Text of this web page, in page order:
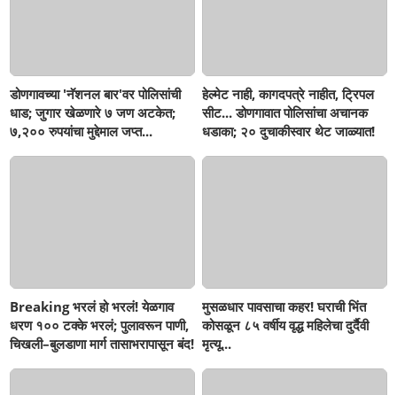
डोणगावच्या 'नॅशनल बार'वर पोलिसांची
धाड; जुगार खेळणारे ७ जण अटकेत;
७,२०० रुपयांचा मुद्देमाल जप्त...
हेल्मेट नाही, कागदपत्रे नाहीत, ट्रिपल
सीट... डोणगावात पोलिसांचा अचानक
धडाका; २० दुचाकीस्वार थेट जाळ्यात!
Breaking भरलं हो भरलं! येळगाव
धरण १०० टक्के भरलं; पुलावरून पाणी,
चिखली–बुलडाणा मार्ग तासाभरापासून बंद!
मुसळधार पावसाचा कहर! घराची भिंत
कोसळून ८५ वर्षीय वृद्ध महिलेचा दुर्दैवी
मृत्यू...